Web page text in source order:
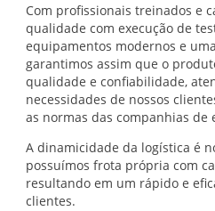
Com profissionais treinados e
qualidade com execução de
equipamentos modernos e
garantimos assim que o
qualidade e confiabilidade,
necessidades de nossos
as normas das companhias
A dinamicidade da logística é
possuímos frota própria com
resultando em um rápido e
clientes.